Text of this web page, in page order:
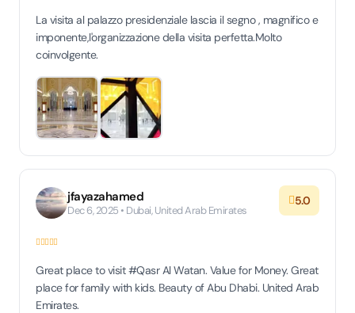
La visita al palazzo presidenziale lascia il segno , magnifico e
imponente,l'organizzazione della visita perfetta.Molto
coinvolgente.
jfayazahamed
Dec 6, 2025 • Dubai, United Arab Emirates
5.0
Great place to visit #Qasr Al Watan. Value for Money. Great
place for family with kids. Beauty of Abu Dhabi. United Arab
Emirates.